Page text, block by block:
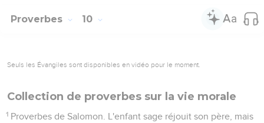
Proverbes 10
Seuls les Évangiles sont disponibles en vidéo pour le moment.
Collection de proverbes sur la vie morale
1 Proverbes de Salomon. L'enfant sage réjouit son père, mais